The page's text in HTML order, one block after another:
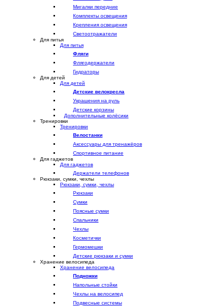
Мигалки передние
Комплекты освещения
Крепления освещения
Светоотражатели
Для питья
Для питья
Фляги
Флягодержатели
Гидраторы
Для детей
Для детей
Детские велокресла
Украшения на руль
Детские корзины
Дополнительные колёсики
Тренировки
Тренировки
Велостанки
Аксессуары для тренажёров
Спортивное питание
Для гаджетов
Для гаджетов
Держатели телефонов
Рюкзаки, сумки, чехлы
Рюкзаки, сумки, чехлы
Рюкзаки
Сумки
Поясные сумки
Спальники
Чехлы
Косметички
Гермомешки
Детские рюкзаки и сумки
Хранение велосипеда
Хранение велосипеда
Подножки
Напольные стойки
Чехлы на велосипед
Подвесные системы